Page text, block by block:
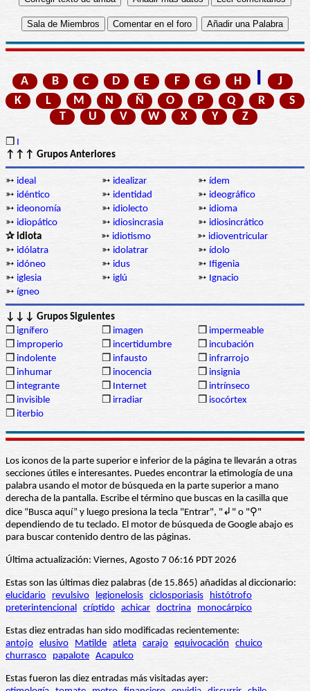
A B C D E F G H I
J
K
L M N Ñ O P Q R
S
T
U V W X Y Z
❒ I
↑↑↑ Grupos Anteriores
➳ ideal ➳ idealizar ➳ ídem
➳ idéntico ➳ identidad ➳ ideográfico
➳ ideonomía ➳ idiolecto ➳ idioma
➳ idiopático ➳ idiosincrasia ➳ idiosincrático
✰ idiota
➳ idiotismo ➳ idioventricular
➳ idólatra ➳ idolatrar ➳ ídolo
➳ idóneo ➳ idus ➳ Ifigenia
➳ iglesia ➳ iglú ➳ Ignacio
➳ ígneo
↓↓↓ Grupos Siguientes
❒ ignífero ❒ imagen ❒ impermeable
❒ improperio ❒ incertidumbre ❒ incubación
❒ indolente ❒ infausto ❒ infrarrojo
❒ inhumar ❒ inocencia ❒ insignia
❒ integrante ❒ Internet ❒ intrínseco
❒ invisible ❒ irradiar ❒ isocórtex
❒ iterbio
Los iconos de la parte superior e inferior de la página te llevarán a otras
secciones útiles e interesantes. Puedes encontrar la etimología de una
palabra usando el motor de búsqueda en la parte superior a mano
derecha de la pantalla. Escribe el término que buscas en la casilla que
dice “Busca aquí” y luego presiona la tecla "Entrar", "↲" o "⚲"
dependiendo de tu teclado. El motor de búsqueda de Google abajo es
para buscar contenido dentro de las páginas.
Última actualización: Viernes, Agosto 7 06:16 PDT 2026
Estas son las últimas diez palabras (de 15.865) añadidas al diccionario:
elucidario
revulsivo legionelosis ciclosporiasis
histótrofo
preterintencional
críptido achicar doctrina monocárpico
Estas diez entradas han sido modificadas recientemente:
antojo elusivo Matilde atleta carajo equivocación
chuico
churrasco
papalote Acapulco
Estas fueron las diez entradas más visitadas ayer: